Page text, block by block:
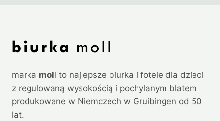
marka moll to najlepsze biurka i fotele dla dzieci
z regulowaną wysokością i pochylanym blatem
produkowane w Niemczech w Gruibingen od 50
lat.